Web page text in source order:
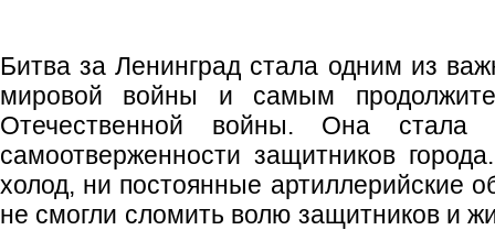
Битва за Ленинград стала одним из
мировой войны и самым
Отечественной войны. Она стала
самоотверженности защитников
холод, ни постоянные артиллерийские
не смогли сломить волю защитников и